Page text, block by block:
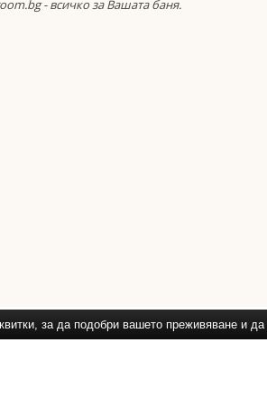
- всичко за Вашата баня.
за да подобри вашето преживяване и